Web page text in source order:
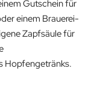
Gutschein für
einem Brauerei-
Zapfsäule für
Hopfengetränks.